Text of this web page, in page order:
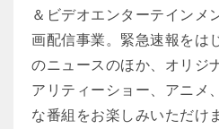
＆ビデオエンターテインメ
画配信事業。緊急速報をは
のニュースのほか、オリジ
アリティーショー、アニメ
な番組をお楽しみいただけ